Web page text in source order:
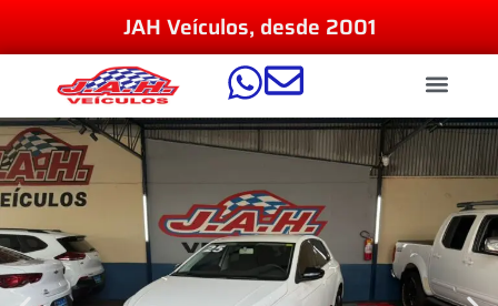
JAH Veículos, desde 2001